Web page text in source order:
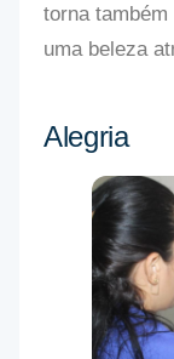
torna
uma beleza
Alegria